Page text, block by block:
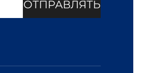
ОТПРАВЛЯТЬ